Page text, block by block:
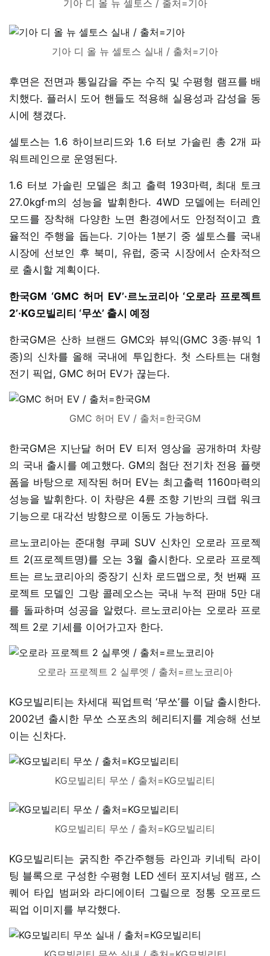
기아 디 올 뉴 셀토스 / 출처=기아
기아 디 올 뉴 셀토스 실내 / 출처=기아
후면은 전면과 통일감을 주는 수직 및 수평형 램프를 배
치했다. 플러시 도어 핸들도 적용해 실용성과 감성을 동
시에 챙겼다.
셀토스는 1.6 하이브리드와 1.6 터보 가솔린 총 2개 파
워트레인으로 운영된다.
1.6 터보 가솔린 모델은 최고 출력 193마력, 최대 토크
27.0kgf∙m의 성능을 발휘한다. 4WD 모델에는 터레인
모드를 장착해 다양한 노면 환경에서도 안정적이고 효
율적인 주행을 돕는다. 기아는 1분기 중 셀토스를 국내
시장에 선보인 후 북미, 유럽, 중국 시장에서 순차적으
로 출시할 계획이다.
한국GM ‘GMC 허머 EV’·르노코리아 ‘오로라 프로젝트
2’·KG모빌리티 ‘무쏘’ 출시 예정
한국GM은 산하 브랜드 GMC와 뷰익(GMC 3종·뷰익 1
종)의 신차를 올해 국내에 투입한다. 첫 스타트는 대형
전기 픽업, GMC 허머 EV가 끊는다.
GMC 허머 EV / 출처=한국GM
한국GM은 지난달 허머 EV 티저 영상을 공개하며 차량
의 국내 출시를 예고했다. GM의 첨단 전기차 전용 플랫
폼을 바탕으로 제작된 허머 EV는 최고출력 1160마력의
성능을 발휘한다. 이 차량은 4륜 조향 기반의 크랩 워크
기능으로 대각선 방향으로 이동도 가능하다.
르노코리아는 준대형 쿠페 SUV 신차인 오로라 프로젝
트 2(프로젝트명)를 오는 3월 출시한다. 오로라 프로젝
트는 르노코리아의 중장기 신차 로드맵으로, 첫 번째 프
로젝트 모델인 그랑 콜레오스는 국내 누적 판매 5만 대
를 돌파하며 성공을 알렸다. 르노코리아는 오로라 프로
젝트 2로 기세를 이어가고자 한다.
오로라 프로젝트 2 실루엣 / 출처=르노코리아
KG모빌리티는 차세대 픽업트럭 ‘무쏘’를 이달 출시한다.
2002년 출시한 무쏘 스포츠의 헤리티지를 계승해 선보
이는 신차다.
KG모빌리티 무쏘 / 출처=KG모빌리티
KG모빌리티 무쏘 / 출처=KG모빌리티
KG모빌리티는 굵직한 주간주행등 라인과 키네틱 라이
팅 블록으로 구성한 수평형 LED 센터 포지셔닝 램프, 스
퀘어 타입 범퍼와 라디에이터 그릴으로 정통 오프로드
픽업 이미지를 부각했다.